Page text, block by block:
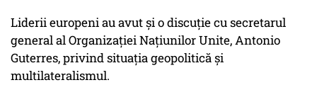
Liderii europeni au avut şi o discuţie cu secretarul
general al Organizaţiei Naţiunilor Unite, Antonio
Guterres, privind situaţia geopolitică şi
multilateralismul.